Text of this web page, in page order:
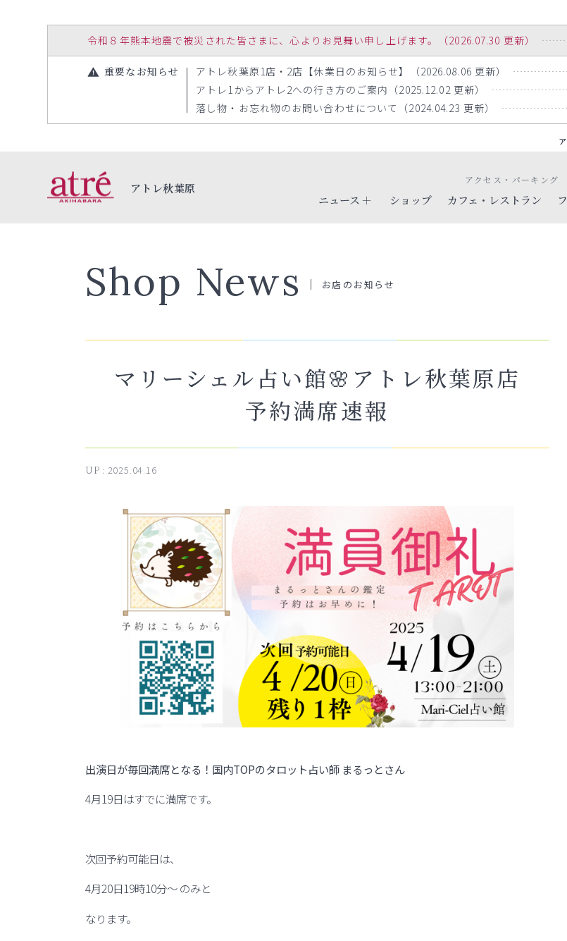
令和８年熊本地震で被災された皆さまに、心よりお見舞い申し上げます。（2026.07.30 更新）
重要なお知らせ
アトレ秋葉原1店・2店【休業日のお知らせ】（2026.08.06 更新）
アトレ1からアトレ2への行き方のご案内（2025.12.02 更新）
落し物・お忘れ物のお問い合わせについて（2024.04.23 更新）
アトレ秋葉原
ニュース
ショップ カフェ・レストラン
アクセス・パーキング
Shop News お店のお知らせ
マリーシェル占い館🌸アトレ秋葉原店
予約満席速報
UP : 2025.04.16
出演日が毎回満席となる！国内TOPのタロット占い師 まるっとさん
4月19日はすでに満席です。
次回予約可能日は、
4月20日19時10分～ のみと
なります。